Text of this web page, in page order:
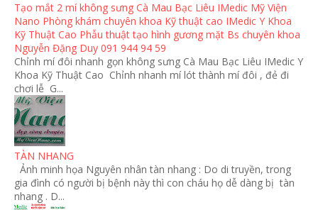
Tạo mắt 2 mí không sưng Cà Mau Bạc Liêu IMedic Mỹ Viện
Nano Phòng khám chuyên khoa Kỹ thuật cao IMedic Y Khoa
Kỹ Thuật Cao Phẫu thuật tạo hình gương mặt Bs chuyên khoa
Nguyễn Đặng Duy 091 944 94 59
Chỉnh mí đôi nhanh gọn không sưng Cà Mau Bạc Liêu IMedic Y
Khoa Kỹ Thuật Cao Chỉnh nhanh mí lót thành mí đôi , đẻ đi
chơi lễ G...
TÀN NHANG
Ảnh minh họa Nguyên nhân tàn nhang : Do di truyền, trong
gia đình có người bị bệnh này thì con cháu họ dễ dàng bị tàn
nhang . D...